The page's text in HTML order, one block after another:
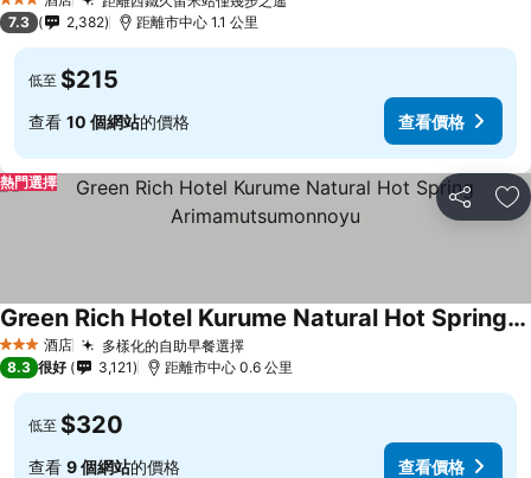
3 星級
7.3 2,382 距離市中心 1.1 公里
低至 $215
查看 10 個網站的價格 查看價格
分享 放
熱門選擇
3 星級 酒店 多樣化的自助早餐選擇查看價格
Green Rich Hotel Kurume Natural Hot Spring Arimamutsumonnoyu
查看價格
8.3 很好 3,121 距離市中心 0.6 公里
低至 $320
查看 9 個網站的價格 查看價格